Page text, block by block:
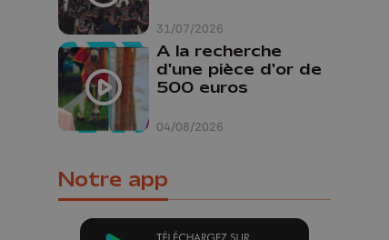
31/07/2026
04/08/2026
A la recherche
d'une pièce d'or de
500 euros
Notre app